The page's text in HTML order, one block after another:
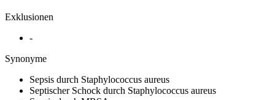
Exklusionen
-
Synonyme
Sepsis durch Staphylococcus aureus
Septischer Schock durch Staphylococcus aureus